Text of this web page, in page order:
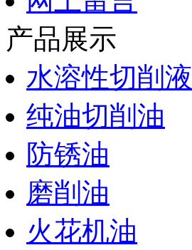
产品展示
水溶性切削液
纯油切削油
防锈油
磨削油
火花机油